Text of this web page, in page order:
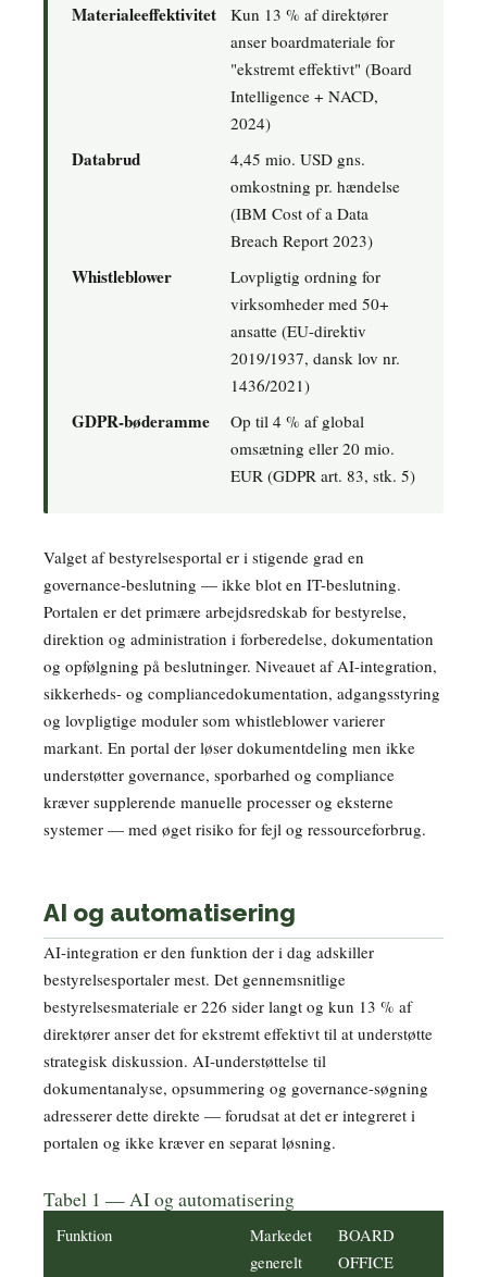
Materialeeffektivitet
Kun 13 % af direktører
anser boardmateriale for
"ekstremt effektivt" (Board
Intelligence + NACD,
2024)
Databrud
4,45 mio. USD gns.
omkostning pr. hændelse
(IBM Cost of a Data
Breach Report 2023)
Whistleblower
Lovpligtig ordning for
virksomheder med 50+
ansatte (EU-direktiv
2019/1937, dansk lov nr.
1436/2021)
GDPR-bøderamme
Op til 4 % af global
omsætning eller 20 mio.
EUR (GDPR art. 83, stk. 5)
Valget af bestyrelsesportal er i stigende grad en
governance-beslutning — ikke blot en IT-beslutning.
Portalen er det primære arbejdsredskab for bestyrelse,
direktion og administration i forberedelse, dokumentation
og opfølgning på beslutninger. Niveauet af AI-integration,
sikkerheds- og compliancedokumentation, adgangsstyring
og lovpligtige moduler som whistleblower varierer
markant. En portal der løser dokumentdeling men ikke
understøtter governance, sporbarhed og compliance
kræver supplerende manuelle processer og eksterne
systemer — med øget risiko for fejl og ressourceforbrug.
AI og automatisering
AI-integration er den funktion der i dag adskiller
bestyrelsesportaler mest. Det gennemsnitlige
bestyrelsesmateriale er 226 sider langt og kun 13 % af
direktører anser det for ekstremt effektivt til at understøtte
strategisk diskussion. AI-understøttelse til
dokumentanalyse, opsummering og governance-søgning
adresserer dette direkte — forudsat at det er integreret i
portalen og ikke kræver en separat løsning.
Tabel 1 — AI og automatisering
Funktion
Markedet
generelt
BOARD
OFFICE